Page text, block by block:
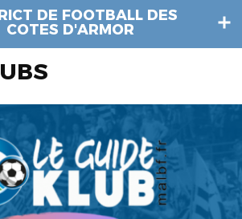
DE FOOTBALL DES
COTES D'ARMOR